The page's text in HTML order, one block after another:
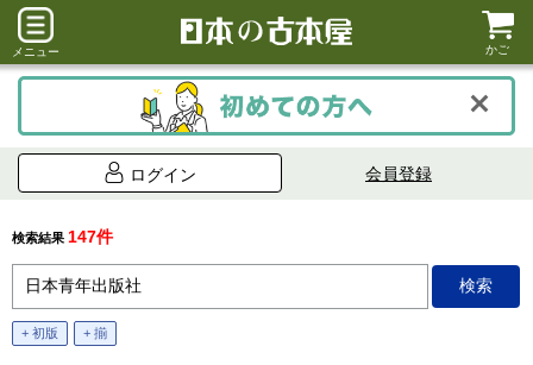
メニュー かご
ログイン 会員登録
検索結果 147件
+ 初版 + 揃